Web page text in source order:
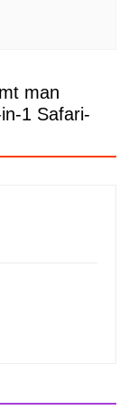
man
1 Safari-